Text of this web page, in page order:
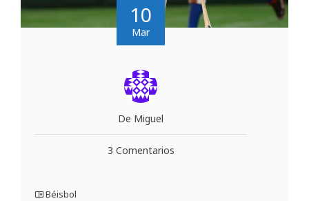
10
Mar
De Miguel
3 Comentarios
Béisbol